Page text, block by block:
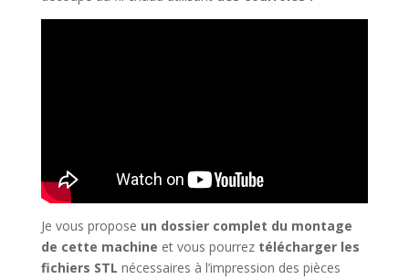
Je vous propose un dossier complet du montage
de cette machine et vous pourrez télécharger les
fichiers STL nécessaires à l’impression des pièces